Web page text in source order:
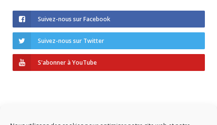
Suivez-nous sur Facebook
Suivez-nous sur Twitter
S'abonner à YouTube